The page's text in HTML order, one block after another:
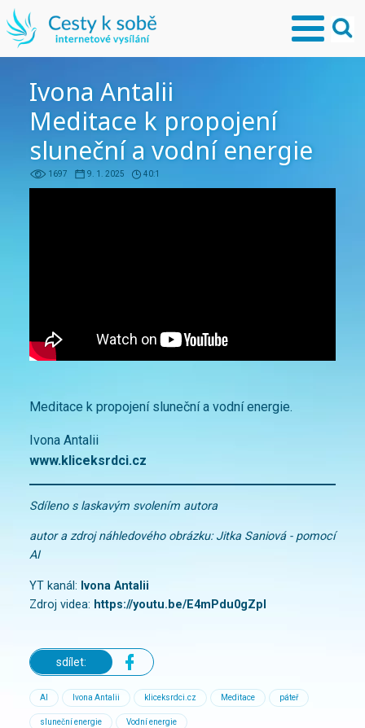
Ivona Antalii
Meditace k propojení
sluneční a vodní energie
1697 9. 1. 2025 40:1
Meditace k propojení sluneční a vodní energie.
Ivona Antalii
www.kliceksrdci.cz
Sdíleno s laskavým svolením autora
autor a zdroj náhledového obrázku: Jitka Saniová - pomocí
AI
YT kanál: Ivona Antalii
Zdroj videa: https://youtu.be/E4mPdu0gZpI
sdílet:
AI Ivona Antalii kliceksrdci.cz Meditace páteř
sluneční energie Vodní energie